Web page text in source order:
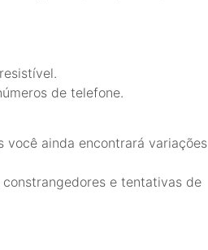
de telefone.
você ainda encontrará variações
e tentativas de